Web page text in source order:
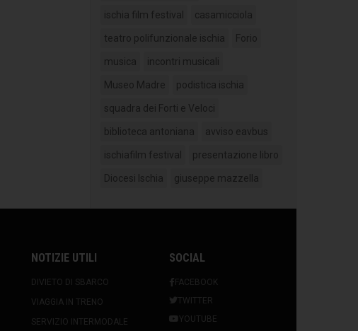
ischia film festival casamicciola
teatro polifunzionale ischia Forio
musica incontri musicali
Museo Madre podistica ischia
squadra dei Forti e Veloci
biblioteca antoniana avviso eavbus
ischiafilm festival presentazione libro
Diocesi Ischia giuseppe mazzella
NOTIZIE UTILI
DIVIETO DI SBARCO
VIAGGIA IN TRENO
SERVIZIO INTERMODALE
SOCIAL
FACEBOOK
TWITTER
YOUTUBE